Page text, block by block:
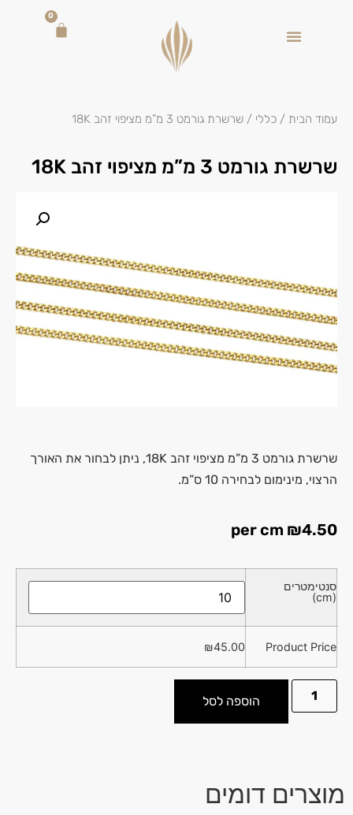
0
עמוד הבית / כללי / שרשרת גורמט 3 מ”מ מציפוי זהב 18K
שרשרת גורמט 3 מ”מ מציפוי זהב 18K
שרשרת גורמט 3 מ”מ מציפוי זהב 18K, ניתן לבחור את האורך
הרצוי, מינימום לבחירה 10 ס”מ.
₪4.50
סנטימטרים
(cm)
Product Price
₪45.00
הוספה לסל
מוצרים דומים